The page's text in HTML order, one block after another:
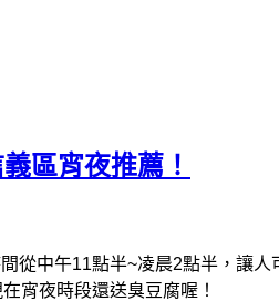
區宵夜推薦！
從中午11點半~凌晨2點半，讓
在宵夜時段還送臭豆腐喔！